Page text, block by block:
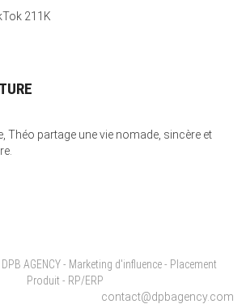
211K
Théo partage une vie nomade, sincère et
AGENCY - Marketing d'influence - Placement
Produit - RP/ERP
contact@dpbagency.com